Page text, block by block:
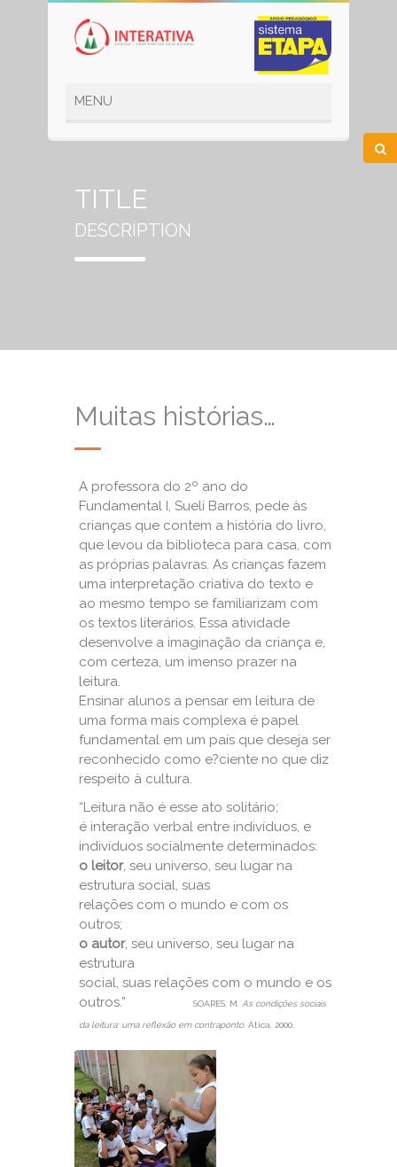
TITLE
DESCRIPTION
Muitas histórias…
A professora do 2º ano do
Fundamental I, Sueli Barros, pede às
crianças que contem a história do livro,
que levou da biblioteca para casa, com
as próprias palavras. As crianças fazem
uma interpretação criativa do texto e
ao mesmo tempo se familiarizam com
os textos literários. Essa atividade
desenvolve a imaginação da criança e,
com certeza, um imenso prazer na
leitura.
Ensinar alunos a pensar em leitura de
uma forma mais complexa é papel
fundamental em um país que deseja ser
reconhecido como e?ciente no que diz
respeito à cultura.
“Leitura não é esse ato solitário;
é interação verbal entre indivíduos, e
indivíduos socialmente determinados:
o leitor, seu universo, seu lugar na
estrutura social, suas
relações com o mundo e com os
outros;
o autor, seu universo, seu lugar na
estrutura
social, suas relações com o mundo e os
outros.” SOARES, M. As condições sociais
da leitura: uma reflexão em contraponto. Ática, 2000.